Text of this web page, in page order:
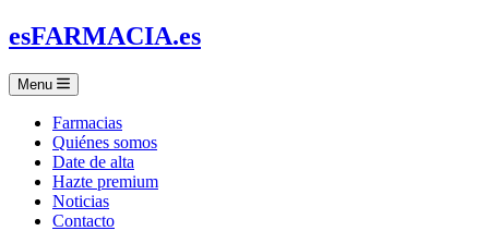
esFARMACIA.es
Menu
Farmacias
Quiénes somos
Date de alta
Hazte premium
Noticias
Contacto